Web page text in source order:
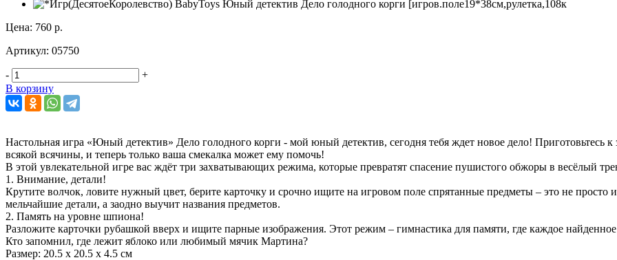
Цена: 760 р.
Артикул: 05750
-
+
В корзину
Настольная игра «Юный детектив» Дело голодного корги - мой юный детектив, сегодня тебя ждет новое дело! Приготовьтесь
всякой всячины, и теперь только ваша смекалка может ему помочь!
В этой увлекательной игре вас ждёт три захватывающих режима, которые превратят спасение пушистого обжоры в весёлый
1. Внимание, детали!
Крутите волчок, ловите нужный цвет, берите карточку и срочно ищите на игровом поле спрятанные предметы – это не просто
мельчайшие детали, а заодно выучит названия предметов.
2. Память на уровне шпиона!
Разложите карточки рубашкой вверх и ищите парные изображения. Этот режим – гимнастика для памяти, где каждое
Кто запомнил, где лежит яблоко или любимый мячик Мартина?
Размер: 20.5 х 20.5 х 4.5 см